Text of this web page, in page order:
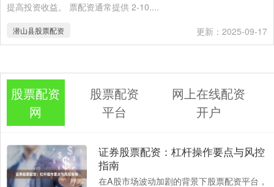
提高投资收益。 票配资通常提供 2-10....
潜山县股票配资 更新：2025-09-17
股票配资
网
股票配资
平台
网上在线配资
开户
证券股票配资：杠杆操作要点与风控
指南
在A股市场波动加剧的背景下股票配资平台，